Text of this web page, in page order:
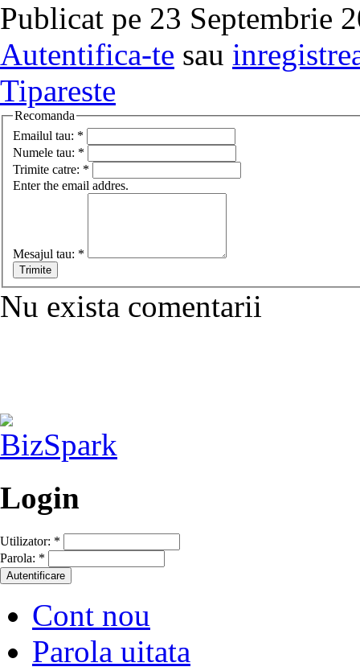
Publicat pe 23 Septembrie
Autentifica-te sau
Tipareste
Recomanda
Emailul tau: *
Numele tau: *
Trimite catre: *
Enter the email addres.
Mesajul tau: *
Nu exista comentarii
Login
Utilizator: *
Parola: *
Cont nou
Parola uitata